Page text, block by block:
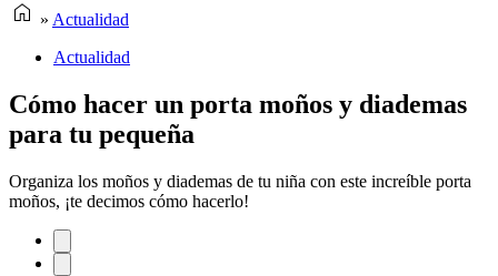
» Actualidad
Actualidad
Cómo hacer un porta moños y diademas
para tu pequeña
Organiza los moños y diademas de tu niña con este increíble porta
moños, ¡te decimos cómo hacerlo!